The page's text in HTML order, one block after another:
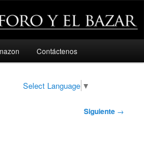
Contáctenos
Select Language ▼
Siguiente →